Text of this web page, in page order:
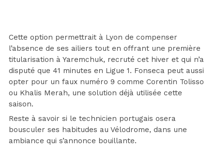
Cette option permettrait à Lyon de compenser
l’absence de ses ailiers tout en offrant une première
titularisation à Yaremchuk, recruté cet hiver et qui n’a
disputé que 41 minutes en Ligue 1. Fonseca peut aussi
opter pour un faux numéro 9 comme Corentin Tolisso
ou Khalis Merah, une solution déjà utilisée cette
saison.
Reste à savoir si le technicien portugais osera
bousculer ses habitudes au Vélodrome, dans une
ambiance qui s’annonce bouillante.